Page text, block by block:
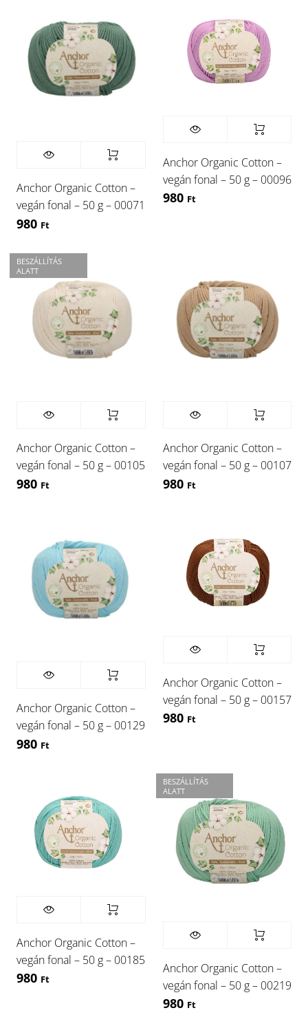
Anchor Organic Cotton –
vegán fonal – 50 g – 00071
980 Ft
Anchor Organic Cotton –
vegán fonal – 50 g – 00096
980 Ft
BESZÁLLÍTÁS
ALATT
Anchor Organic Cotton –
vegán fonal – 50 g – 00105
980 Ft
Anchor Organic Cotton –
vegán fonal – 50 g – 00107
980 Ft
Anchor Organic Cotton –
vegán fonal – 50 g – 00129
980 Ft
Anchor Organic Cotton –
vegán fonal – 50 g – 00157
980 Ft
Anchor Organic Cotton –
vegán fonal – 50 g – 00185
980 Ft
BESZÁLLÍTÁS
ALATT
Anchor Organic Cotton –
vegán fonal – 50 g – 00219
980 Ft